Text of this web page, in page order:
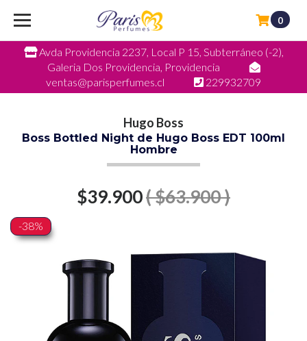
Avda Providencia 2237, Local P 15, Subterráneo (-2),
Galeria Dos Providencia, Providencia
ventas@parisperfumes.cl
229932709
0
Hugo Boss
Boss Bottled Night de Hugo Boss EDT 100ml
Hombre
$39.900( $63.900 )
-38%